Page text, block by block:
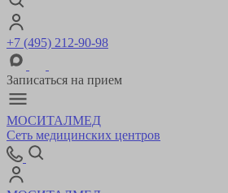
+7 (495) 212-90-98
Записаться на прием
МОСИТАЛМЕД
Сеть медицинских центров